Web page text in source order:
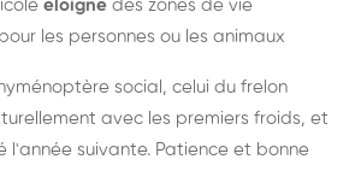
éloigné des zones de vie
les personnes ou les animaux
social, celui du frelon
avec les premiers froids, et
l'année suivante. Patience et bonne